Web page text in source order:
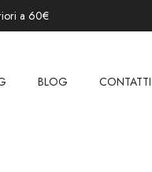
a 60€
BLOG CONTATTI